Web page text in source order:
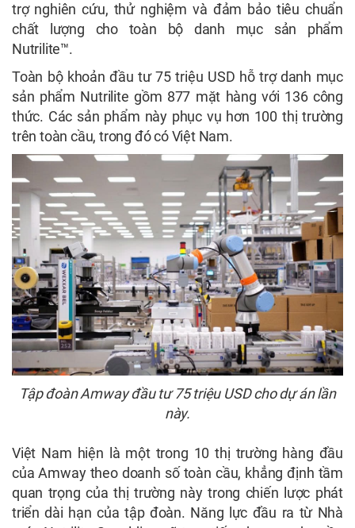
trợ nghiên cứu, thử nghiệm và đảm bảo tiêu chuẩn
chất lượng cho toàn bộ danh mục sản phẩm
Nutrilite™.
Toàn bộ khoản đầu tư 75 triệu USD hỗ trợ danh mục
sản phẩm Nutrilite gồm 877 mặt hàng với 136 công
thức. Các sản phẩm này phục vụ hơn 100 thị trường
trên toàn cầu, trong đó có Việt Nam.
Tập đoàn Amway đầu tư 75 triệu USD cho dự án lần
này.
Việt Nam hiện là một trong 10 thị trường hàng đầu
của Amway theo doanh số toàn cầu, khẳng định tầm
quan trọng của thị trường này trong chiến lược phát
triển dài hạn của tập đoàn. Năng lực đầu ra từ Nhà